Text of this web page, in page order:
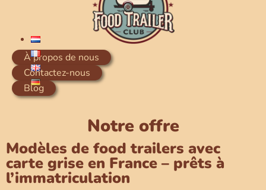
À propos de nous
Contactez-nous
Blog
Notre offre
Modèles de food trailers avec
carte grise en France – prêts à
l’immatriculation